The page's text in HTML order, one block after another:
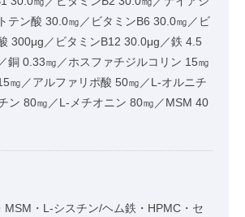
テン酸 30.0㎎／ビタミンB6 30.0㎎／ビ
300μg／ビタミンB12 30.0μg／鉄 4.5
銅 0.33㎎／ホスファチジルコリン 15㎎
㎎／アルファリポ酸 50㎎／L-オルニチ
ン 80㎎／L-メチオニン 80㎎／MSM 40
MSM・L-シスチン/ヘム鉄・HPMC・セ